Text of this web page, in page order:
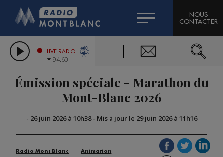
LES CHRONIQUES DE L'EXPERT
CITIZEN MACHINERY
GRAND MASSIF DOMAINES SKIABLES
BIGARD
COMPAGNIE DU MONT-BLANC
NOUS
CONTACTER
LIVE RADIO
94.60
Émission spéciale - Marathon du
Mont-Blanc 2026
- 26 juin 2026 à 10h38- Mis à jour le 29 juin 2026 à 11h16
Radio Mont Blanc
Animation